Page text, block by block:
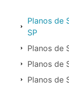
Planos de
SP
Planos de
Planos de
Planos de